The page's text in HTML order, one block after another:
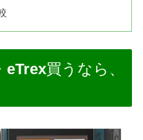
買うなら、